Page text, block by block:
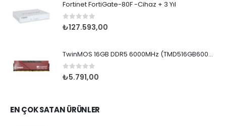
Fortinet FortiGate-80F -Cihaz + 3 Yıl
0 5 üzerinden
₺127.593,00
TwinMOS 16GB DDR5 6000MHz (TMD516GB6000U36)
0 5 üzerinden
₺5.791,00
EN ÇOK SATAN ÜRÜNLER